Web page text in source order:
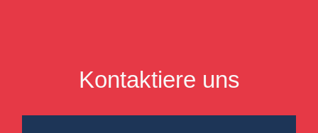
Kontaktiere uns